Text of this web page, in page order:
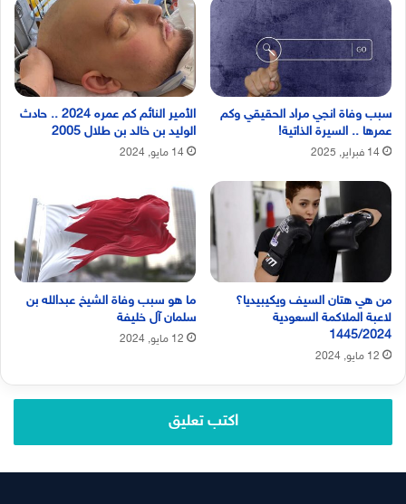
سبب وفاة انجي مراد الحقيقي وكم
عمرها .. السيرة الذاتية!
14 فبراير, 2025
الأمير النائم كم عمره 2024 .. حادث
الوليد بن خالد بن طلال 2005
14 مايو, 2024
من هي هتان السيف ويكيبيديا؟
لاعبة الملاكمة السعودية
1445/2024
12 مايو, 2024
ما هو سبب وفاة الشيخ عبدالله بن
سلمان آل خليفة
12 مايو, 2024
اكتب تعليق